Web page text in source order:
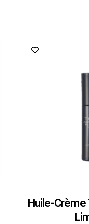
Huile-